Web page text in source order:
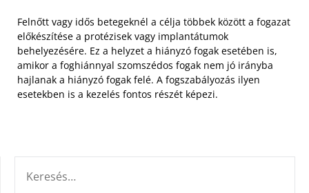
Felnőtt vagy idős betegeknél a célja többek között a fogazat
előkészítése a protézisek vagy implantátumok
behelyezésére. Ez a helyzet a hiányzó fogak esetében is,
amikor a foghiánnyal szomszédos fogak nem jó irányba
hajlanak a hiányzó fogak felé. A fogszabályozás ilyen
esetekben is a kezelés fontos részét képezi.